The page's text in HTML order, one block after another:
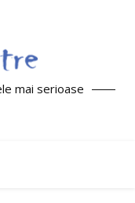
mai serioase